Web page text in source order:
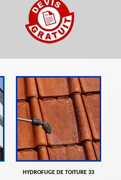
HYDROFUGE DE TOITURE 33